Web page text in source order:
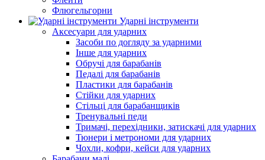
Флюгельгорни
Ударні інструменти
Аксесуари для ударних
Засоби по догляду за ударними
Інше для ударних
Обручі для барабанів
Педалі для барабанів
Пластики для барабанів
Стійки для ударних
Стільці для барабанщиків
Тренувальні педи
Тримачі, перехідники, затискачі для ударних
Тюнери і метрономи для ударних
Чохли, кофри, кейси для ударних